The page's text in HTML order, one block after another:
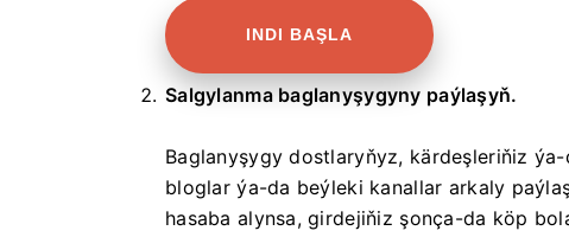
INDI BAŞLA
Salgylanma baglanyşygyny paýlaşyň.
Baglanyşygy dostlaryňyz, kärdeşleriňiz
bloglar ýa-da beýleki kanallar arkaly
hasaba alynsa, girdejiňiz şonça-da köp